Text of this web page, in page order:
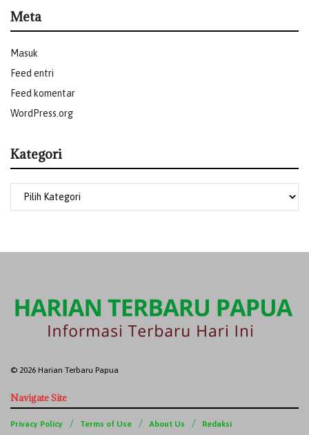
Meta
Masuk
Feed entri
Feed komentar
WordPress.org
Kategori
© 2026 Harian Terbaru Papua
Navigate Site
Privacy Policy Terms of Use About Us Redaksi